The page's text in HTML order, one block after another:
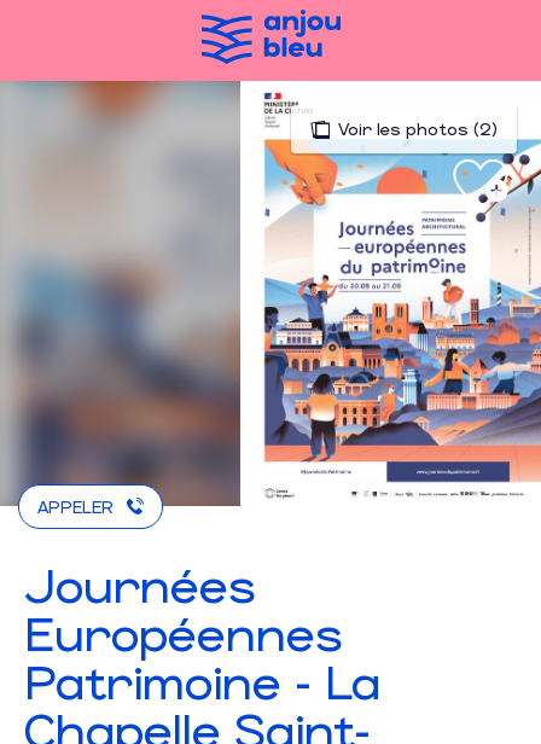
Voir les photos (2)
APPELER
Journées
Européennes
Patrimoine - La
Chapelle Saint-